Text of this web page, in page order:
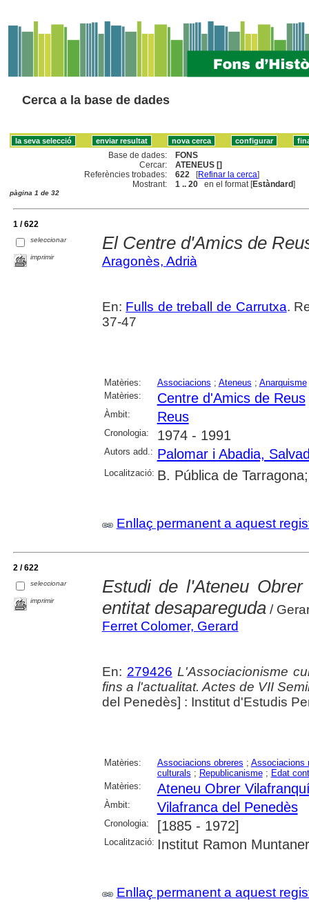
Cerca a la base de dades
Base de dades:
FONS
Cercar:
ATENEUS []
Referències trobades:
622 [Refinar la cerca]
Mostrant:
1 .. 20 en el format [Estàndard]
pàgina 1 de 32
1 / 622
seleccionar
imprimir
El Centre d'Amics de
Aragonès, Adrià
En: Fulls de treball de Carrutxa.
37-47
Matèries: Associacions ; Ateneus ; Anarquisme
Matèries:
Centre d'Amics de Reus
Àmbit: Reus
Cronologia: 1974 - 1991
Autors add.: Palomar i Abadia,
Localització: B. Pública de
Enllaç permanent a aquest
2 / 622
seleccionar
imprimir
Estudi de l'Ateneu
entitat desapareguda/
Ferret Colomer, Gerard
En: 279426 L'Associacionisme
fins a l'actualitat. Actes de VII
del Penedès] : Institut d'Estudis
Matèries: Associacions obreres ; Associacions
culturals ; Republicanisme; Edat
Matèries:
Ateneu Obrer
Àmbit: Vilafranca del Penedès
Cronologia: [1885 - 1972]
Localització: Institut Ramon
Enllaç permanent a aquest